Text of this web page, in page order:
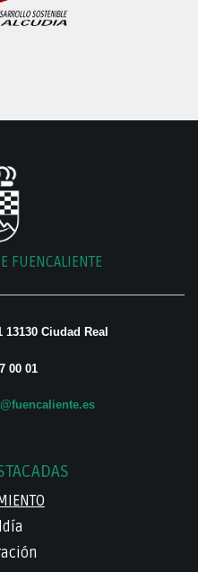
FUENCALIENTE
13130 Ciudad Real
00 01